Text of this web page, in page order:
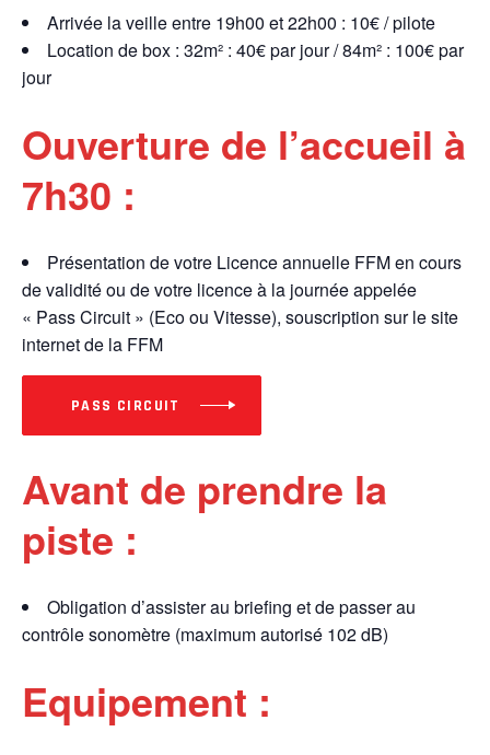
Arrivée la veille entre 19h00 et 22h00 : 10€ / pilote
Location de box : 32m² : 40€ par jour / 84m² : 100€ par
jour
Ouverture de l’accueil à
7h30 :
Présentation de votre Licence annuelle FFM en cours
de validité ou de votre licence à la journée appelée
« Pass Circuit » (Eco ou Vitesse), souscription sur le site
internet de la FFM
PASS CIRCUIT
Avant de prendre la
piste :
Obligation d’assister au briefing et de passer au
contrôle sonomètre (maximum autorisé 102 dB)
Equipement :